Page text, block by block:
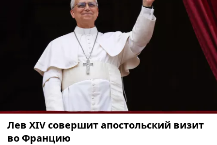
Лев XIV совершит апостольский визит
во Францию